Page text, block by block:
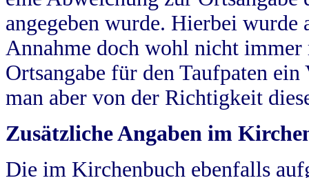
angegeben wurde. Hierbei wurde
Annahme doch wohl nicht
Ortsangabe für den Taufpaten
man aber von der Richtigkeit
Zusätzliche Angaben im
Die im Kirchenbuch ebenfalls